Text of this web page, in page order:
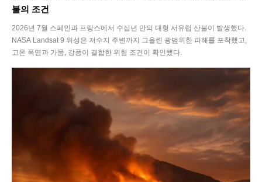
불의 조건
2026년 7월 스페인과 프랑스에서 수십년 만의 대형 서유럽 산불이 발생했다.
NASA Landsat 9 위성은 저수지 주변까지 그을린 광범위한 피해를 포착했고,
고온 폭염과 가뭄, 강풍이 결합한 위험 조건이 확인됐다.